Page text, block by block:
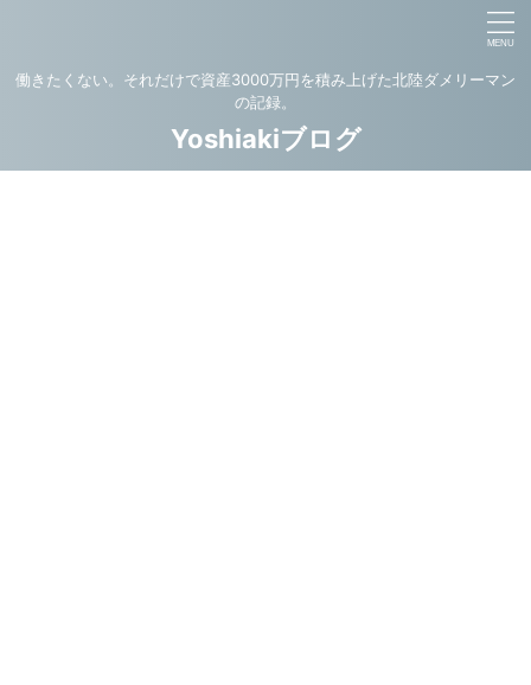
働きたくない。それだけで資産3000万円を積み上げた北陸ダメリーマン
の記録。
Yoshiakiブログ